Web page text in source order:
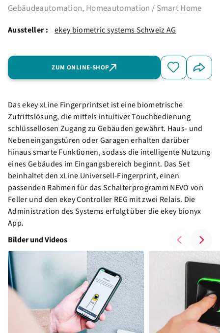
Gebäudeautomation, Homeautomation / Smart Home
Aussteller : ekey biometric systems Schweiz AG
ZUM ONLINE-SHOP
Das ekey xLine Fingerprintset ist eine biometrische
Zutrittslösung, die mittels intuitiver Touchbedienung
schlüssellosen Zugang zu Gebäuden gewährt. Haus- und
Nebeneingangstüren oder Garagen erhalten darüber
hinaus smarte Funktionen, sodass die intelligente Nutzung
eines Gebäudes im Eingangsbereich beginnt. Das Set
beinhaltet den xLine Universell-Fingerprint, einen
passenden Rahmen für das Schalterprogramm NEVO von
Feller und den ekey Controller REG mit zwei Relais. Die
Administration des Systems erfolgt über die ekey bionyx
App.
Bilder und Videos